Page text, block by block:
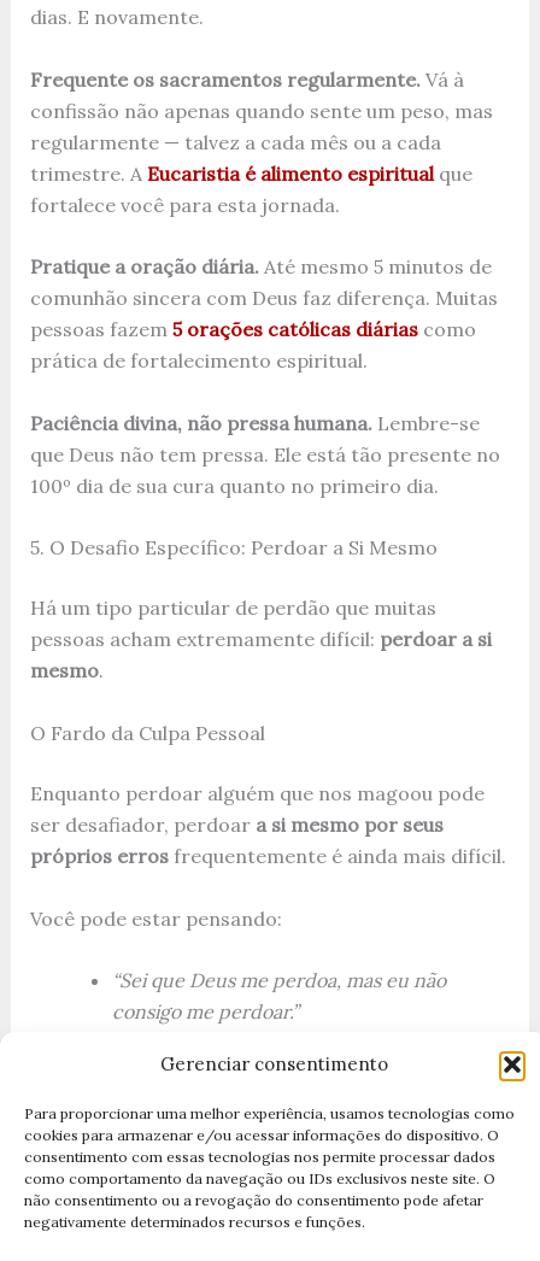
Gerenciar consentimento
Para proporcionar uma melhor experiência, usamos tecnologias como
cookies para armazenar e/ou acessar informações do dispositivo. O
consentimento com essas tecnologias nos permite processar dados
como comportamento da navegação ou IDs exclusivos neste site. O
não consentimento ou a revogação do consentimento pode afetar
negativamente determinados recursos e funções.
dias. E novamente.
Frequente os sacramentos regularmente.Vá à
confissão não apenas quando sente um peso, mas
regularmente — talvez a cada mês ou a cada
trimestre. A Eucaristia é alimento espiritualque
fortalece você para esta jornada.
Pratique a oração diária.Até mesmo 5 minutos de
comunhão sincera com Deus faz diferença. Muitas
pessoas fazem 5 orações católicas diáriascomo
prática de fortalecimento espiritual.
Paciência divina, não pressa humana.Lembre-se
que Deus não tem pressa. Ele está tão presente no
100º dia de sua cura quanto no primeiro dia.
5. O Desafio Específico: Perdoar a Si Mesmo
Há um tipo particular de perdão que muitas
pessoas acham extremamente difícil: perdoar a si
mesmo.
O Fardo da Culpa Pessoal
Enquanto perdoar alguém que nos magoou pode
ser desafiador, perdoar a si mesmo por seus
próprios errosfrequentemente é ainda mais difícil.
Você pode estar pensando:
“Sei que Deus me perdoa, mas eu não
consigo me perdoar.”
“Fiz algo terrível e mereço sofrer.”
colocando a responsabilidade.”
Mas aqui está a verdade queo Legado do Papa
Francisco sobre Misericórdianos recorda — a